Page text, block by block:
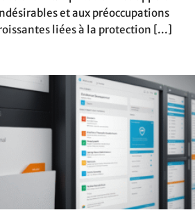
et aux préoccupations
liées à la protection [...]